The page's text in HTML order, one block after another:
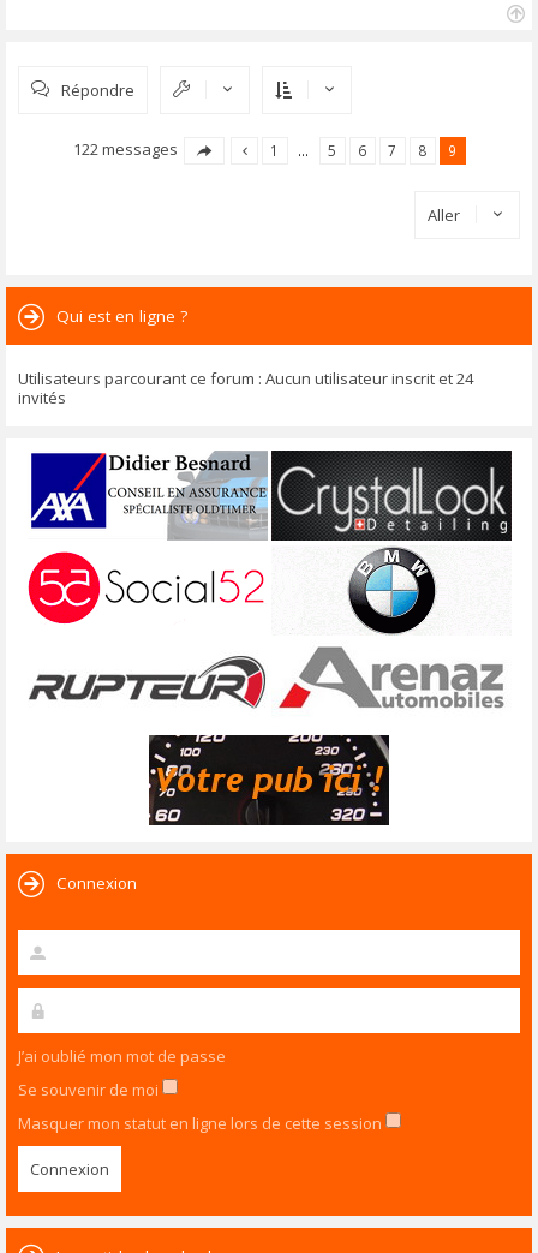
Répondre
122 messages 1 … 5 6 7 8 9
Aller
Qui est en ligne ?
Utilisateurs parcourant ce forum : Aucun utilisateur inscrit et 24
invités
Connexion
J’ai oublié mon mot de passe
Se souvenir de moi
Masquer mon statut en ligne lors de cette session